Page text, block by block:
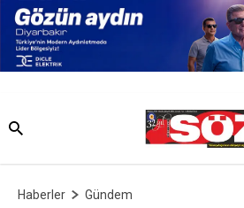
Haberler Gündem